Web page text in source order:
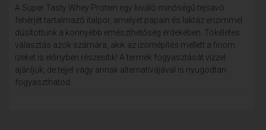
A Super Tasty Whey Protein egy kiváló minőségű tejsavó
fehérjét tartalmazó italpor, amelyet papain és laktáz enzimmel
dúsítottunk a könnyebb emészthetőség érdekében. Tökéletes
választás azok számára, akik az izomépítés mellett a finom
ízeket is előnyben részesítik! A termék fogyasztását vízzel
ajánljuk, de tejjel vagy annak alternatívájával is nyugodtan
fogyaszthatod.